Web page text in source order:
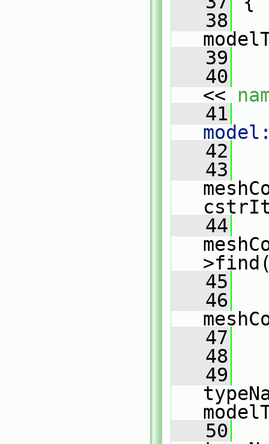
   38
   39
   40
<<
   41
   42
   43
   44
   45
   46
   47
   48
   49
   50